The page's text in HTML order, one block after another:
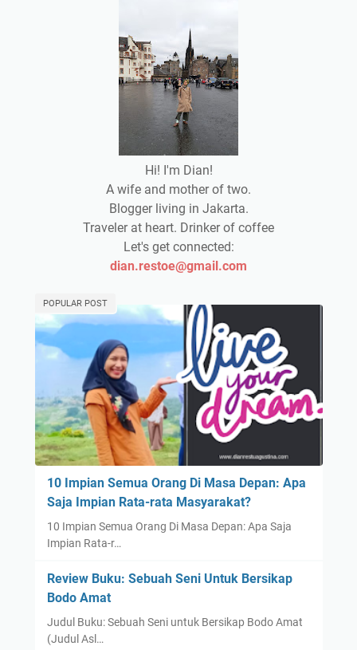
Hi! I'm Dian!
A wife and mother of two.
Blogger living in Jakarta.
Traveler at heart. Drinker of coffee
Let's get connected:
dian.restoe@gmail.com
POPULAR POST
10 Impian Semua Orang Di Masa Depan: Apa
Saja Impian Rata-rata Masyarakat?
10 Impian Semua Orang Di Masa Depan: Apa Saja
Impian Rata-r…
Review Buku: Sebuah Seni Untuk Bersikap
Bodo Amat
Judul Buku: Sebuah Seni untuk Bersikap Bodo Amat
(Judul Asl…